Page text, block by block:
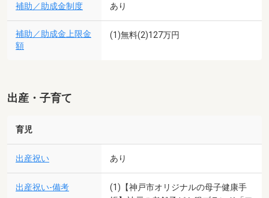
補助／助成金制度 あり
補助／助成金上限金
額
(1)無料(2)127万円
出産・子育て
育児
出産祝い あり
出産祝い-備考
(1)【神戸市オリジナルの母子健康手